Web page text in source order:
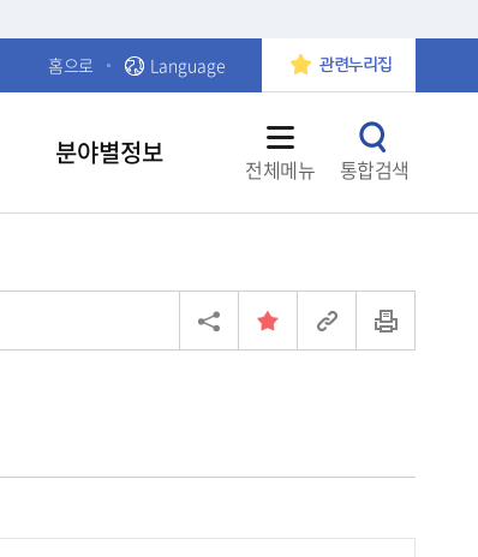
홈으로 Language 관련누리집
분야별정보 전체메뉴 통합검색